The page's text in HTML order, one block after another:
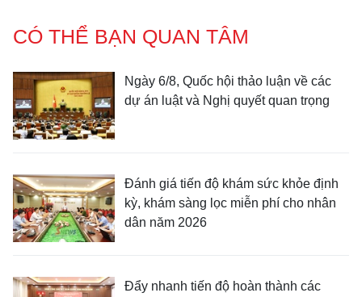
CÓ THỂ BẠN QUAN TÂM
Ngày 6/8, Quốc hội thảo luận về các
dự án luật và Nghị quyết quan trọng
Đánh giá tiến độ khám sức khỏe định
kỳ, khám sàng lọc miễn phí cho nhân
dân năm 2026
Đẩy nhanh tiến độ hoàn thành các